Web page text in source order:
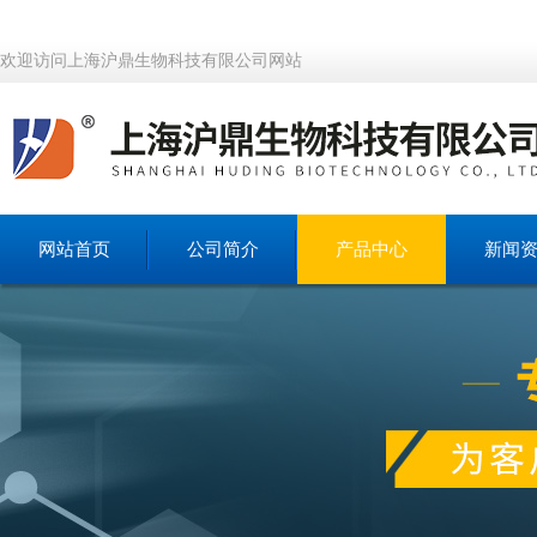
欢迎访问上海沪鼎生物科技有限公司网站
网站首页 公司简介 产品中心 新闻